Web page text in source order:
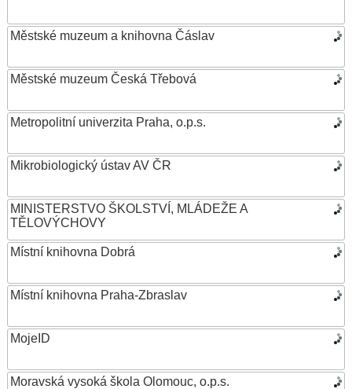
Městské muzeum a knihovna Čáslav
Městské muzeum Česká Třebová
Metropolitní univerzita Praha, o.p.s.
Mikrobiologický ústav AV ČR
MINISTERSTVO ŠKOLSTVÍ, MLÁDEŽE A
TĚLOVÝCHOVY
Místní knihovna Dobrá
Místní knihovna Praha-Zbraslav
MojeID
Moravská vysoká škola Olomouc, o.p.s.